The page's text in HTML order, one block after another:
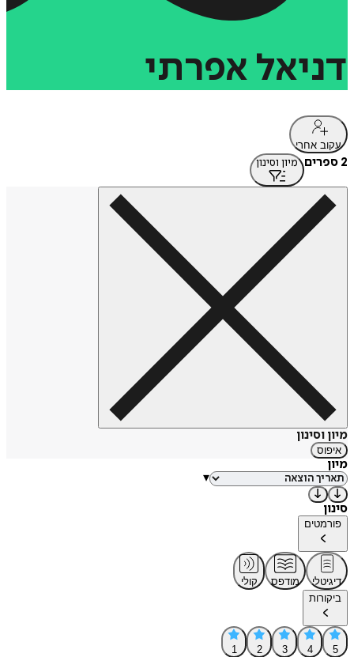
דניאל אפרתי
עקוב אחרי
2 ספרים מיון וסינון
מיון וסינון
איפוס
מיון
▾
סינון
פורמטים
דיגיטלי מודפס
קולי
ביקורות
5
4
3
2
1